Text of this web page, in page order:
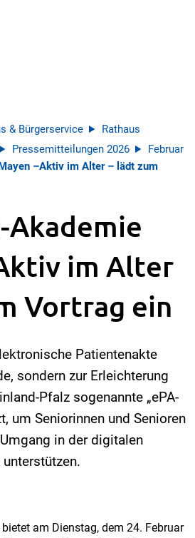
& Bürgerservice
Rathaus
Pressemitteilungen 2026
Februar
–Aktiv im Alter – lädt zum
Akademie
im Alter
Vortrag ein
Patientenakte
sondern zur Erleichterung
Pfalz sogenannte „ePA-
um Seniorinnen und Senioren
in der digitalen
am Dienstag, dem 24. Februar